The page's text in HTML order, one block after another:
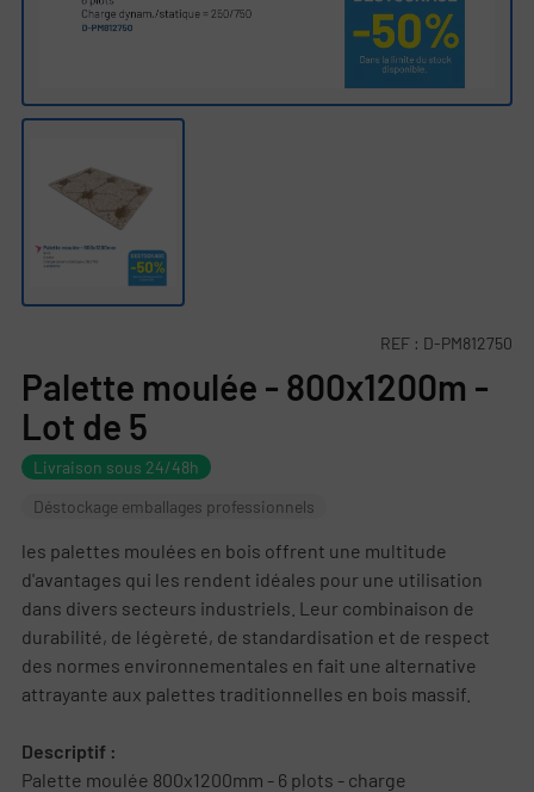
REF : D-PM812750
Palette moulée - 800x1200m -
Lot de 5
Livraison sous 24/48h
Déstockage emballages professionnels
les palettes moulées en bois offrent une multitude
d'avantages qui les rendent idéales pour une utilisation
dans divers secteurs industriels. Leur combinaison de
durabilité, de légèreté, de standardisation et de respect
des normes environnementales en fait une alternative
attrayante aux palettes traditionnelles en bois massif.
Descriptif :
Palette moulée 800x1200mm - 6 plots - charge